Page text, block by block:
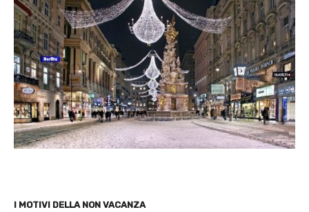
I MOTIVI DELLA NON VACANZA